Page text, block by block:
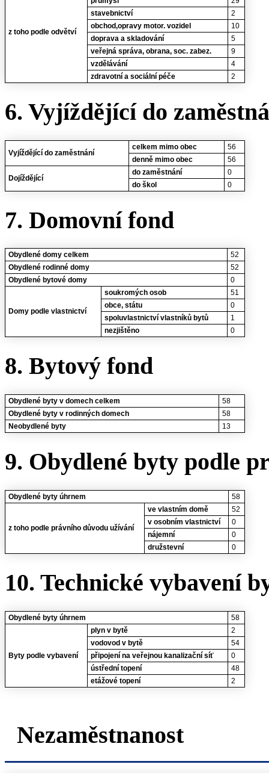
z toho podle odvětví
stavebnictví
2
obchod,opravy motor. vozidel
10
doprava a skladování
5
veřejná správa, obrana, soc. zabez.
9
vzdělávání
4
zdravotní a sociální péče
2
6. Vyjíždějící do
Vyjíždějící do zaměstnání
celkem mimo obec
56
denně mimo obec
56
Dojíždějící
do zaměstnání
0
do škol
0
7. Domovní fond
Obydlené domy celkem
52
Obydlené rodinné domy
52
Obydlené bytové domy
0
Domy podle vlastnictví
soukromých osob
51
obce, státu
0
spoluvlastnictví vlastníků bytů
1
nezjištěno
0
8. Bytový fond
Obydlené byty v domech celkem
58
Obydlené byty v rodinných domech
58
Neobydlené byty
13
9. Obydlené byty podle
Obydlené byty úhrnem 58
z toho podle právního důvodu užívání
ve vlastním domě
52
v osobním vlastnictví
0
nájemní
0
družstevní
0
10. Technické vybavení
Obydlené byty úhrnem 58
Byty podle vybavení
plyn v bytě
2
vodovod v bytě
54
připojení na veřejnou kanalizační síť
0
ústřední topení
48
etážové topení
2
Nezaměstnanost